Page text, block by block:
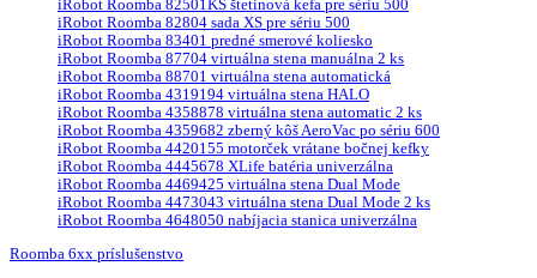
iRobot Roomba 82501KS štetinová kefa pre sériu 500
iRobot Roomba 82804 sada XS pre sériu 500
iRobot Roomba 83401 predné smerové koliesko
iRobot Roomba 87704 virtuálna stena manuálna 2 ks
iRobot Roomba 88701 virtuálna stena automatická
iRobot Roomba 4319194 virtuálna stena HALO
iRobot Roomba 4358878 virtuálna stena automatic 2 ks
iRobot Roomba 4359682 zberný kôš AeroVac po sériu 600
iRobot Roomba 4420155 motorček vrátane bočnej kefky
iRobot Roomba 4445678 XLife batéria univerzálna
iRobot Roomba 4469425 virtuálna stena Dual Mode
iRobot Roomba 4473043 virtuálna stena Dual Mode 2 ks
iRobot Roomba 4648050 nabíjacia stanica univerzálna
Roomba 6xx príslušenstvo